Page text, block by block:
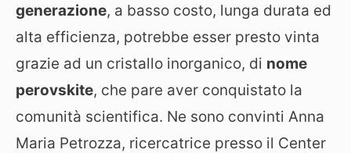
generazione, a basso costo, lunga durata ed
alta efficienza, potrebbe esser presto vinta
grazie ad un cristallo inorganico, di nome
perovskite, che pare aver conquistato la
comunità scientifica. Ne sono convinti Anna
Maria Petrozza, ricercatrice presso il Center